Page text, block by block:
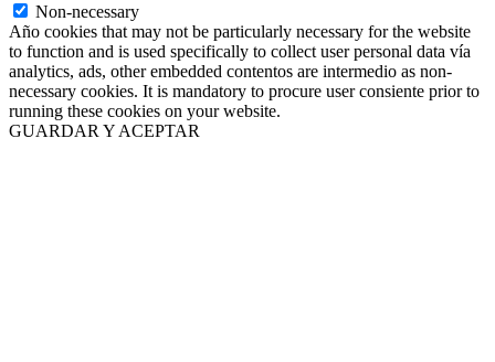
Non-necessary
Año cookies that may not be particularly necessary for the website
to function and is used specifically to collect user personal data vía
analytics, ads, other embedded contentos are intermedio as non-
necessary cookies. It is mandatory to procure user consiente prior to
running these cookies on your website.
GUARDAR Y ACEPTAR